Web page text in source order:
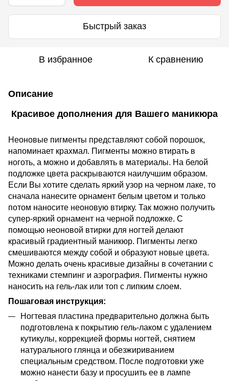
Быстрый заказ
В избранное К сравнению
Описание
Красивое дополнения для Вашего маникюра
Неоновые пигменты представляют собой порошок,
напоминает крахмал. Пигменты можно втирать в
ноготь, а можно и добавлять в материалы. На белой
подложке цвета раскрываются наилучшим образом.
Если Вы хотите сделать яркий узор на черном лаке, то
сначала нанесите орнамент белым цветом и только
потом наносите неоновую втирку. Так можно получить
супер-яркий орнамент на черной подложке. С
помощью неоновой втирки для ногтей делают
красивый градиентный маникюр. Пигменты легко
смешиваются между собой и образуют новые цвета.
Можно делать очень красивые дизайны в сочетании с
техниками стемпинг и аэрография. Пигменты нужно
наносить на гель-лак или топ с липким слоем.
Пошаговая инструкция:
Ногтевая пластина предварительно должна быть
подготовлена к покрытию гель-лаком с удалением
кутикулы, коррекцией формы ногтей, снятием
натурального глянца и обезжириванием
специальным средством. После подготовки уже
можно нанести базу и просушить ее в лампе